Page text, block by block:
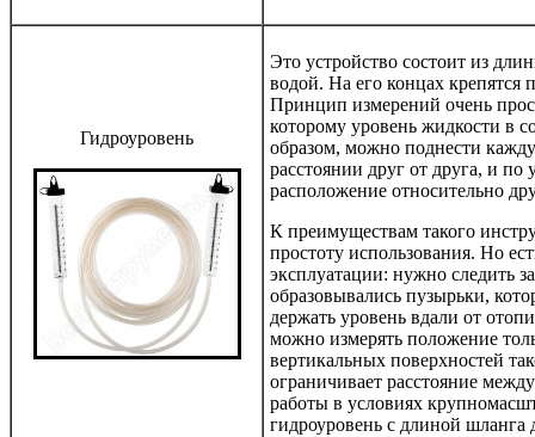
Гидроуровень
Это устройство состоит из
водой. На его концах крепятся
Принцип измерений очень
которому уровень жидкости в
образом, можно поднести
расстоянии друг от друга, и
расположение относительно
К преимуществам такого
простоту использования. Но
эксплуатации: нужно следить
образовывались пузырьки,
держать уровень вдали от
можно измерять положение
вертикальных поверхностей
ограничивает расстояние
работы в условиях
гидроуровень с длиной шланга